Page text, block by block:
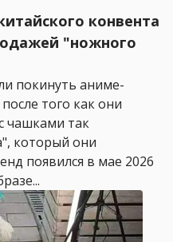
конвента
"ножного
покинуть аниме-
того как они
чашками так
который они
появился в мае 2026